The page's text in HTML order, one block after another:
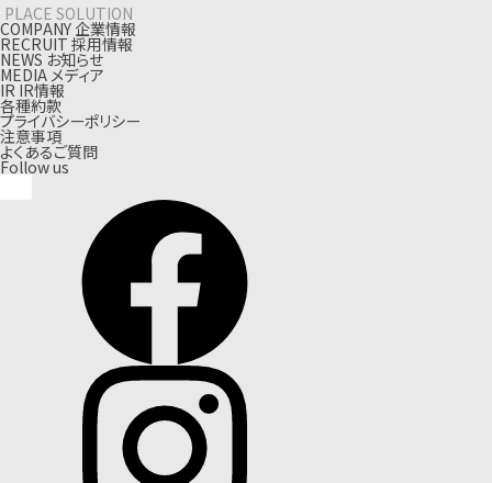
PLACE SOLUTION
COMPANY企業情報
RECRUIT 採用情報
NEWS お知らせ
MEDIA メディア
IR IR情報
各種約款
プライバシーポリシー
注意事項
よくあるご質問
Follow us